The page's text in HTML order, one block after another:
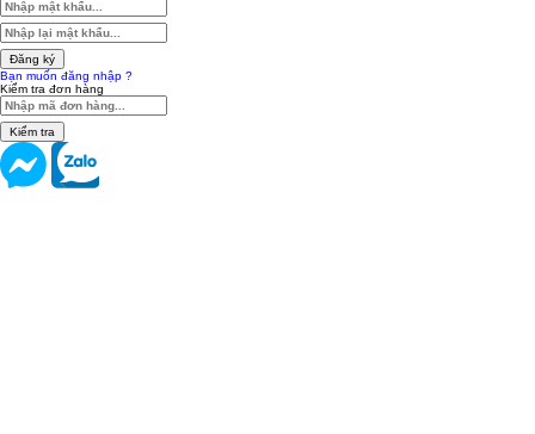
Đăng ký
Bạn muốn đăng nhập ?
Kiểm tra đơn hàng
Kiểm tra